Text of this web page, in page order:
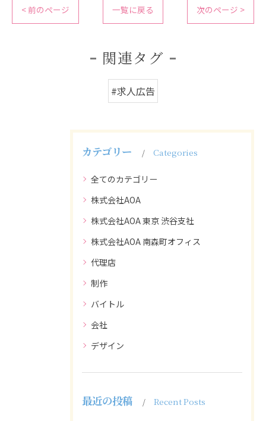
< 前のページ 一覧に戻る 次のページ >
関連タグ
#求人広告
カテゴリー Categories
全てのカテゴリー
株式会社AOA
株式会社AOA 東京 渋谷支社
株式会社AOA 南森町オフィス
代理店
制作
バイトル
会社
デザイン
最近の投稿 Recent Posts